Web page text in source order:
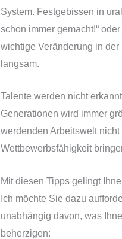
System. Festgebissen in
schon immer gemacht!“
wichtige Veränderung in
langsam.
Talente werden nicht
Generationen wird immer
werdenden Arbeitswelt
Wettbewerbsfähigkeit
Mit diesen Tipps gelingt
Ich möchte Sie dazu
unabhängig davon, was
beherzigen: